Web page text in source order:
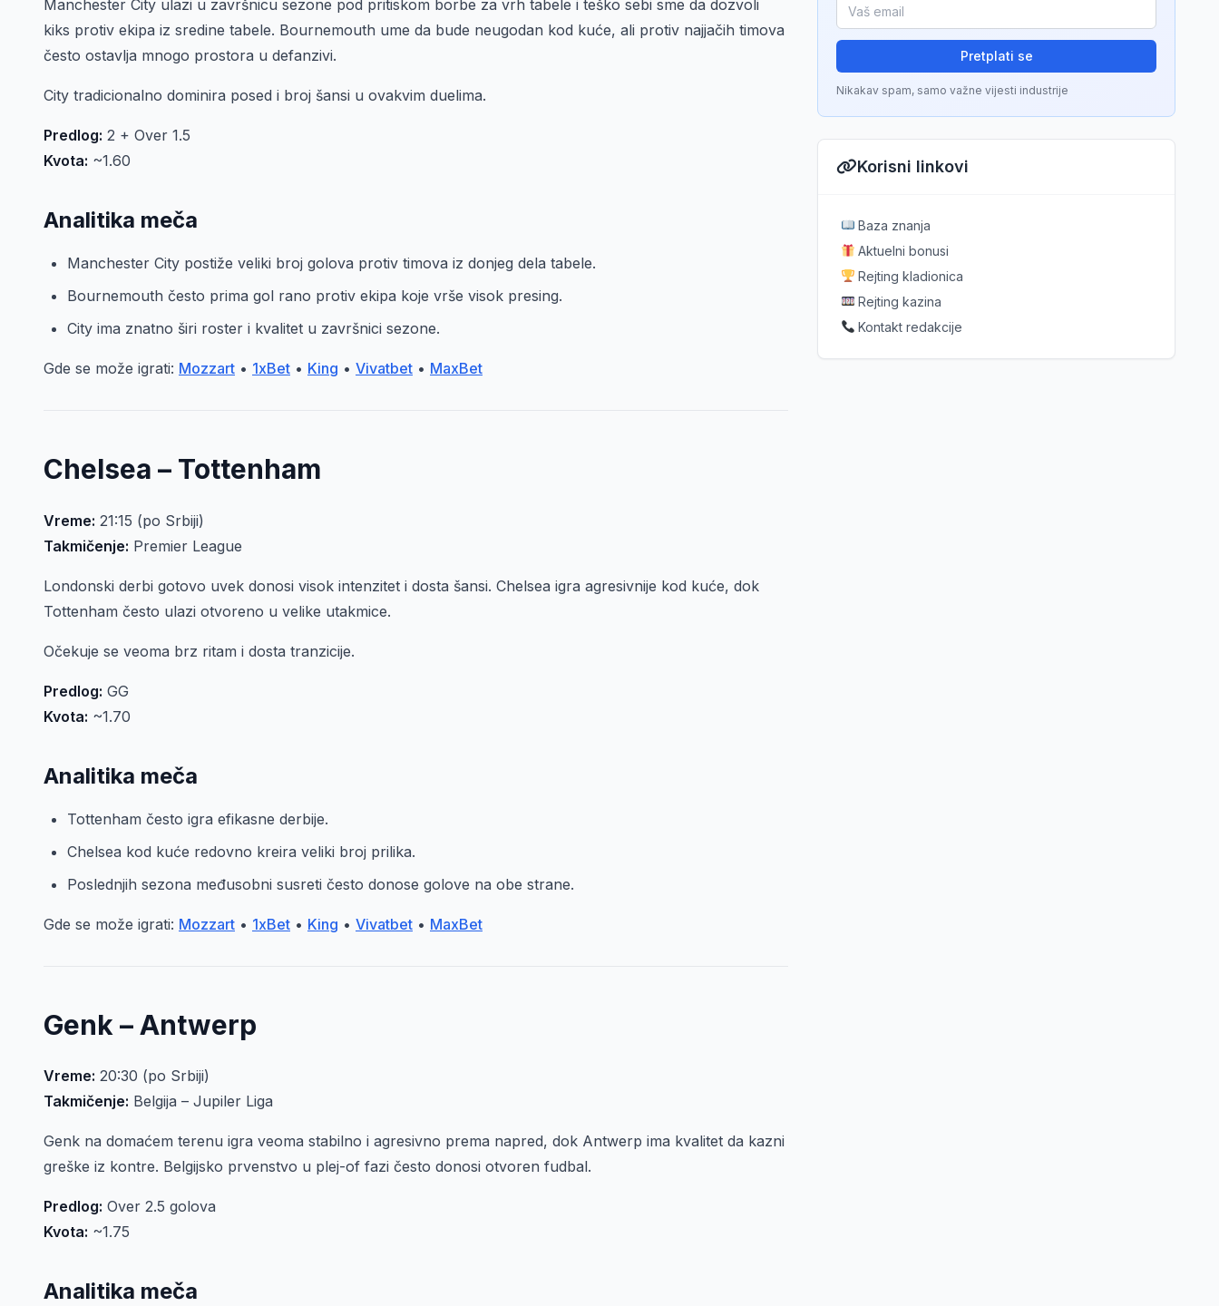
Manchester City ulazi u završnicu sezone pod pritiskom borbe za vrh tabele i teško sebi sme da dozvoli
kiks protiv ekipa iz sredine tabele. Bournemouth ume da bude neugodan kod kuće, ali protiv najjačih timova
često ostavlja mnogo prostora u defanzivi.
City tradicionalno dominira posed i broj šansi u ovakvim duelima.
Predlog: 2 + Over 1.5
Kvota: ~1.60
Analitika meča
Manchester City postiže veliki broj golova protiv timova iz donjeg dela tabele.
Bournemouth često prima gol rano protiv ekipa koje vrše visok presing.
City ima znatno širi roster i kvalitet u završnici sezone.
Gde se može igrati: Mozzart • 1xBet • King • Vivatbet • MaxBet
Chelsea – Tottenham
Vreme: 21:15 (po Srbiji)
Takmičenje: Premier League
Londonski derbi gotovo uvek donosi visok intenzitet i dosta šansi. Chelsea igra agresivnije kod kuće, dok
Tottenham često ulazi otvoreno u velike utakmice.
Očekuje se veoma brz ritam i dosta tranzicije.
Predlog: GG
Kvota: ~1.70
Analitika meča
Tottenham često igra efikasne derbije.
Chelsea kod kuće redovno kreira veliki broj prilika.
Poslednjih sezona međusobni susreti često donose golove na obe strane.
Gde se može igrati: Mozzart • 1xBet • King • Vivatbet • MaxBet
Genk – Antwerp
Vreme: 20:30 (po Srbiji)
Takmičenje: Belgija – Jupiler Liga
Genk na domaćem terenu igra veoma stabilno i agresivno prema napred, dok Antwerp ima kvalitet da kazni
greške iz kontre. Belgijsko prvenstvo u plej-of fazi često donosi otvoren fudbal.
Predlog: Over 2.5 golova
Kvota: ~1.75
Analitika meča
Pretplati se
Nikakav spam, samo važne vijesti industrije
Korisni linkovi
Baza znanja
Aktuelni bonusi
Rejting kladionica
Rejting kazina
Kontakt redakcije